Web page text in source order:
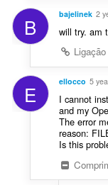
B bajelinek 2
will try. am
Ligação
E ellocco 5
I cannot
and my
The error
reason:
Is this